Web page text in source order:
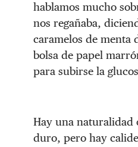
hablamos mucho
nos regañaba,
caramelos de menta
bolsa de papel
para subirse la
Hay una naturalidad
duro, pero hay